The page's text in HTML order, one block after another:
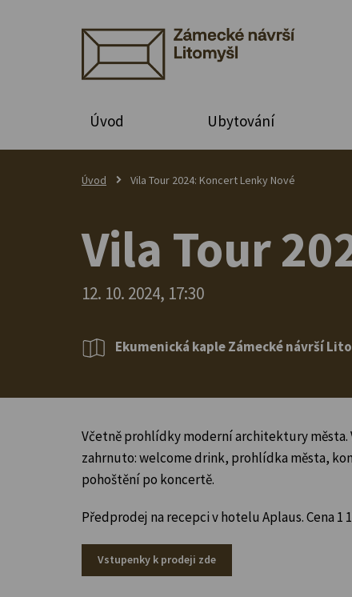
Úvod Ubytování
Úvod Vila Tour 2024: Koncert Lenky Nové
Vila Tour
12. 10. 2024, 17:30
Ekumenická kaple Zámecké návrší
Včetně prohlídky moderní architektury města.
zahrnuto: welcome drink, prohlídka města,
pohoštění po koncertě.
Předprodej na recepci v hotelu Aplaus. Cena 1
Vstupenky k prodeji zde